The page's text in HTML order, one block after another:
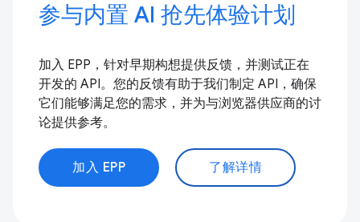
参与内置 AI 抢先体验计划
加入 EPP，针对早期构想提供反馈，并测试正在
开发的 API。您的反馈有助于我们制定 API，确保
它们能够满足您的需求，并为与浏览器供应商的讨
论提供参考。
加入 EPP 了解详情